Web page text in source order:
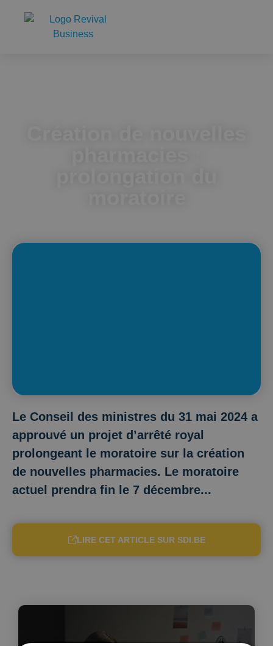
Le Conseil des ministres du 31 mai 2024 a
approuvé un projet d’arrêté royal
prolongeant le moratoire sur la création
de nouvelles pharmacies. Le moratoire
actuel prendra fin le 7 décembre...
LIRE CET ARTICLE SUR SDI.BE